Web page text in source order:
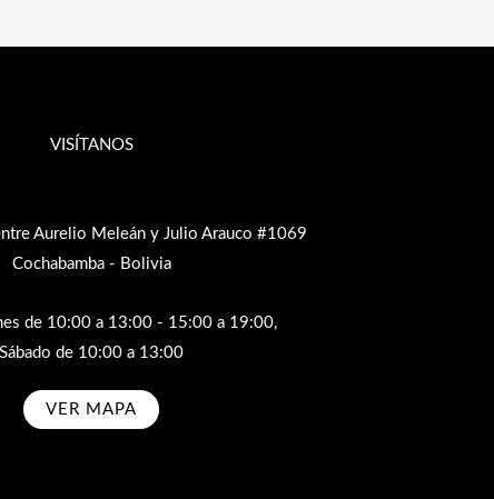
VISÍTANOS
Aurelio Meleán y Julio Arauco #1069
Cochabamba - Bolivia
de 10:00 a 13:00 - 15:00 a 19:00,
Sábado de 10:00 a 13:00
VER MAPA